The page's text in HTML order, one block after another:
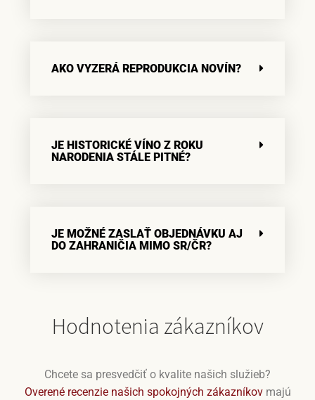
AKO VYZERÁ REPRODUKCIA NOVÍN?
JE HISTORICKÉ VÍNO Z ROKU
NARODENIA STÁLE PITNÉ?
JE MOŽNÉ ZASLAŤ OBJEDNÁVKU AJ
DO ZAHRANIČIA MIMO SR/ČR?
Hodnotenia zákazníkov
Chcete sa presvedčiť o kvalite našich služieb?
Overené recenzie našich spokojných zákazníkovmajú